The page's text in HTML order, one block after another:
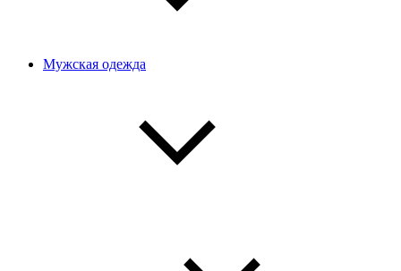
Мужская одежда